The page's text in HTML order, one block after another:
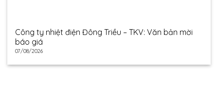
Công ty nhiệt điện Đông Triều – TKV: Văn bản mời
báo giá
07/08/2026